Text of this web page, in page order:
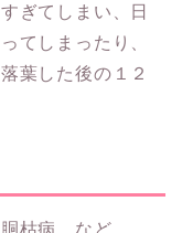
ぎてしまい、日
てしまったり、
葉した後の１２